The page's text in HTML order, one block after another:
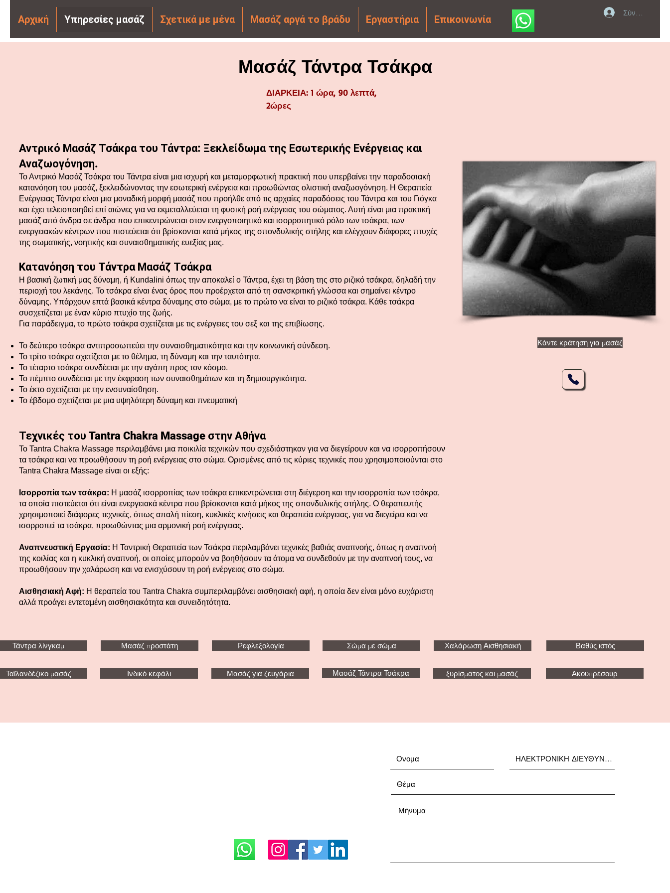
Αρχική Υπηρεσίες μασάζ Σχετικά με μένα Μασάζ αργά το βράδυ Εργαστήρια Επικοινωνία
Σύνδεση
Μασάζ Τάντρα Τσάκρα
ΔΙΑΡΚΕΙΑ: 1 ώρα, 90 λεπτά,
2ώρες
Αντρικό Μασάζ Τσάκρα του Τάντρα: Ξεκλείδωμα της Εσωτερικής Ενέργειας και
Αναζωογόνηση.
Το Αντρικό Μασάζ Τσάκρα του Τάντρα είναι μια ισχυρή και μεταμορφωτική πρακτική που υπερβαίνει την παραδοσιακή
κατανόηση του μασάζ, ξεκλειδώνοντας την εσωτερική ενέργεια και προωθώντας ολιστική αναζωογόνηση. Η Θεραπεία
Ενέργειας Τάντρα είναι μια μοναδική μορφή μασάζ που προήλθε από τις αρχαίες παραδόσεις του Τάντρα και του Γιόγκα
και έχει τελειοποιηθεί επί αιώνες για να εκμεταλλεύεται τη φυσική ροή ενέργειας του σώματος. Αυτή είναι μια πρακτική
μασάζ από άνδρα σε άνδρα που επικεντρώνεται στον ενεργοποιητικό και ισορροπητικό ρόλο των τσάκρα, των
ενεργειακών κέντρων που πιστεύεται ότι βρίσκονται κατά μήκος της σπονδυλικής στήλης και ελέγχουν διάφορες πτυχές
της σωματικής, νοητικής και συναισθηματικής ευεξίας μας.
Κατανόηση του Τάντρα Μασάζ Τσάκρα
Η βασική ζωτική μας δύναμη, ή Kundalini όπως την αποκαλεί ο Τάντρα, έχει τη βάση της στο ριζικό τσάκρα, δηλαδή την
περιοχή του λεκάνης. Το τσάκρα είναι ένας όρος που προέρχεται από τη σανσκριτική γλώσσα και σημαίνει κέντρο
δύναμης. Υπάρχουν επτά βασικά κέντρα δύναμης στο σώμα, με το πρώτο να είναι το ριζικό τσάκρα. Κάθε τσάκρα
συσχετίζεται με έναν κύριο πτυχίο της ζωής.
Για παράδειγμα, το πρώτο τσάκρα σχετίζεται με τις ενέργειες του σεξ και της επιβίωσης.
Το δεύτερο τσάκρα αντιπροσωπεύει την συναισθηματικότητα και την κοινωνική σύνδεση.
Το τρίτο τσάκρα σχετίζεται με το θέλημα, τη δύναμη και την ταυτότητα.
Το τέταρτο τσάκρα συνδέεται με την αγάπη προς τον κόσμο.
Το πέμπτο συνδέεται με την έκφραση των συναισθημάτων και τη δημιουργικότητα.
Το έκτο σχετίζεται με την ενσυναίσθηση.
Το έβδομο σχετίζεται με μια υψηλότερη δύναμη και πνευματική
Τεχνικές του Tantra Chakra Massage στην Αθήνα
Το Tantra Chakra Massage περιλαμβάνει μια ποικιλία τεχνικών που σχεδιάστηκαν για να διεγείρουν και να ισορροπήσουν
τα τσάκρα και να προωθήσουν τη ροή ενέργειας στο σώμα. Ορισμένες από τις κύριες τεχνικές που χρησιμοποιούνται στο
Tantra Chakra Massage είναι οι εξής:
Ισορροπία των τσάκρα: Η μασάζ ισορροπίας των τσάκρα επικεντρώνεται στη διέγερση και την ισορροπία των τσάκρα,
τα οποία πιστεύεται ότι είναι ενεργειακά κέντρα που βρίσκονται κατά μήκος της σπονδυλικής στήλης. Ο θεραπευτής
χρησιμοποιεί διάφορες τεχνικές, όπως απαλή πίεση, κυκλικές κινήσεις και θεραπεία ενέργειας, για να διεγείρει και να
ισορροπεί τα τσάκρα, προωθώντας μια αρμονική ροή ενέργειας.
Αναπνευστική Εργασία: Η Ταντρική Θεραπεία των Τσάκρα περιλαμβάνει τεχνικές βαθιάς αναπνοής, όπως η αναπνοή
της κοιλίας και η κυκλική αναπνοή, οι οποίες μπορούν να βοηθήσουν τα άτομα να συνδεθούν με την αναπνοή τους, να
προωθήσουν την χαλάρωση και να ενισχύσουν τη ροή ενέργειας στο σώμα.
Αισθησιακή Αφή: Η θεραπεία του Tantra Chakra συμπεριλαμβάνει αισθησιακή αφή, η οποία δεν είναι μόνο ευχάριστη
αλλά προάγει εντεταμένη αισθησιακότητα και συνειδητότητα.
Κάντε κράτηση για μασάζ
Τάντρα λίνγκαμ Μασάζ προστάτη Ρεφλεξολογία Σώμα με σώμα Χαλάρωση Αισθησιακή Βαθύς ιστός
Ταϊλανδέζικο μασάζ Ινδικό κεφάλι Μασάζ για ζευγάρια Μασάζ Τάντρα Τσάκρα ξυρίσματος και μασάζ Ακουπρέσουρ